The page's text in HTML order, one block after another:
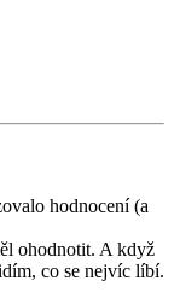
hodnocení (a
ohodnotit. A když
co se nejvíc líbí.